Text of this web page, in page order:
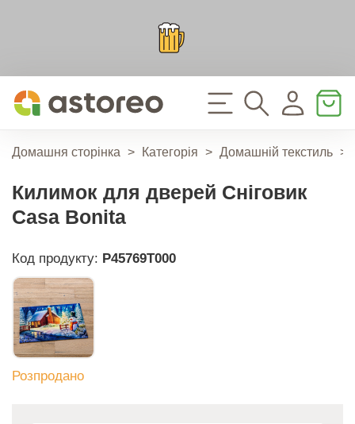
Домашня сторінка > Категорія > Домашній текстиль >
Килимок для дверей Сніговик
Casa Bonita
Код продукту: P45769T000
Розпродано